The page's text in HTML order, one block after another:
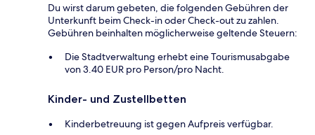
Du wirst darum gebeten, die folgenden Gebühren der
Unterkunft beim Check-in oder Check-out zu zahlen.
Gebühren beinhalten möglicherweise geltende Steuern:
Die Stadtverwaltung erhebt eine Tourismusabgabe
von 3.40 EUR pro Person/pro Nacht.
Kinder- und Zustellbetten
Kinderbetreuung ist gegen Aufpreis verfügbar.